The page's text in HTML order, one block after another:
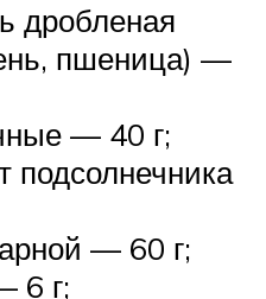
дробленая
пшеница) —
— 40 г;
— 60 г;
6 г;